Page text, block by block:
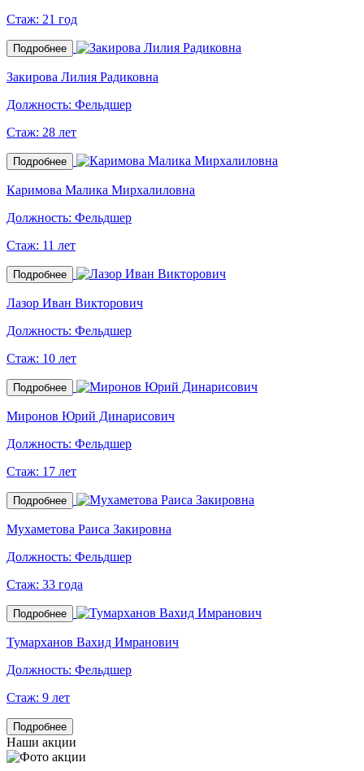
Стаж: 21 год
Подробнее
Закирова Лилия Радиковна
Должность: Фельдшер
Стаж: 28 лет
Подробнее
Каримова Малика Мирхалиловна
Должность: Фельдшер
Стаж: 11 лет
Подробнее
Лазор Иван Викторович
Должность: Фельдшер
Стаж: 10 лет
Подробнее
Миронов Юрий Динарисович
Должность: Фельдшер
Стаж: 17 лет
Подробнее
Мухаметова Раиса Закировна
Должность: Фельдшер
Стаж: 33 года
Подробнее
Тумарханов Вахид Имранович
Должность: Фельдшер
Стаж: 9 лет
Подробнее
Наши акции